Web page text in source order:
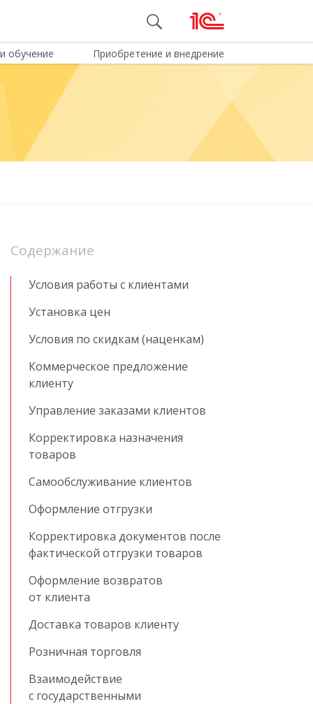
обучение Приобретение и внедрение
Содержание
Условия работы с клиентами
Установка цен
Условия по скидкам (наценкам)
Коммерческое предложение
клиенту
Управление заказами клиентов
Корректировка назначения
товаров
Самообслуживание клиентов
Оформление отгрузки
Корректировка документов после
фактической отгрузки товаров
Оформление возвратов
от клиента
Доставка товаров клиенту
Розничная торговля
Взаимодействие
с государственными